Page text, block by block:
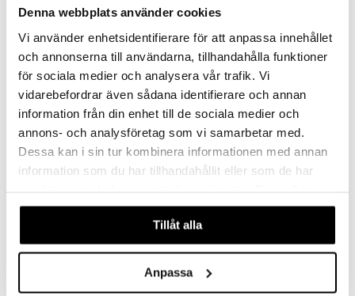
Denna webbplats använder cookies
Vi använder enhetsidentifierare för att anpassa innehållet
och annonserna till användarna, tillhandahålla funktioner
för sociala medier och analysera vår trafik. Vi
vidarebefordrar även sådana identifierare och annan
information från din enhet till de sociala medier och
annons- och analysföretag som vi samarbetar med.
Dessa kan i sin tur kombinera informationen med annan
information som du har tillhandahållit eller som de har
våra cookies vid fortsatt användande av vår webbplats.
Tillåt alla
Anpassa
Sukai Knivset 3-delar Svart
DORRE
269
Orrefors Jernverk
Köksknivar 4-pack Stål
ORREFORS JERNVERK